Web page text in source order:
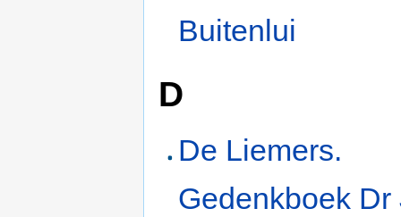
Buitenlui
D
De Liemers.
Gedenkboek Dr